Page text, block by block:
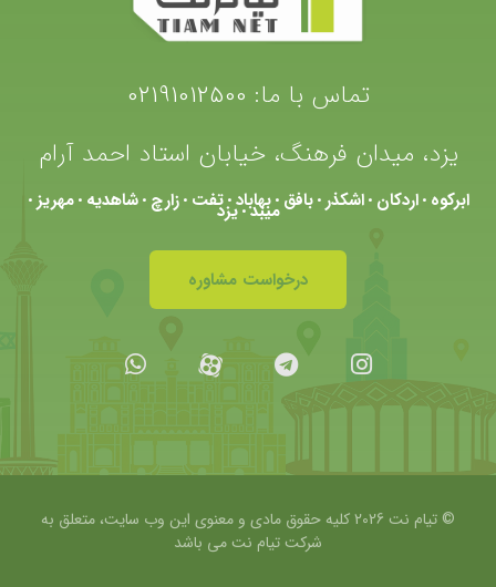
تماس با ما: 02191012500
یزد، میدان فرهنگ، خیابان استاد احمد آرام
ابرکوه •اردکان •اشکذر •بافق •بهاباد •تفت •زارچ •شاهدیه •مهریز • میبد•یزد
درخواست مشاوره
© تیام نت 2026 کلیه حقوق مادی و معنوی این وب سایت، متعلق به
شرکتتیام نت می باشد